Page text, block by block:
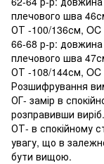
плечового шва
ОТ -100/136см, OC
66-68 р-р: довжина
плечового шва
ОТ -108/144см, OC
Розшифрування
ОГ- замір в
розправивши виріб.
ОТ- в спокійному
увагу, що в
бути вищою.